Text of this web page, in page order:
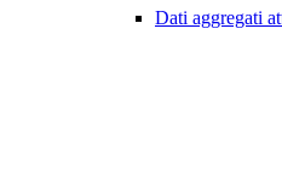
Dati aggregati